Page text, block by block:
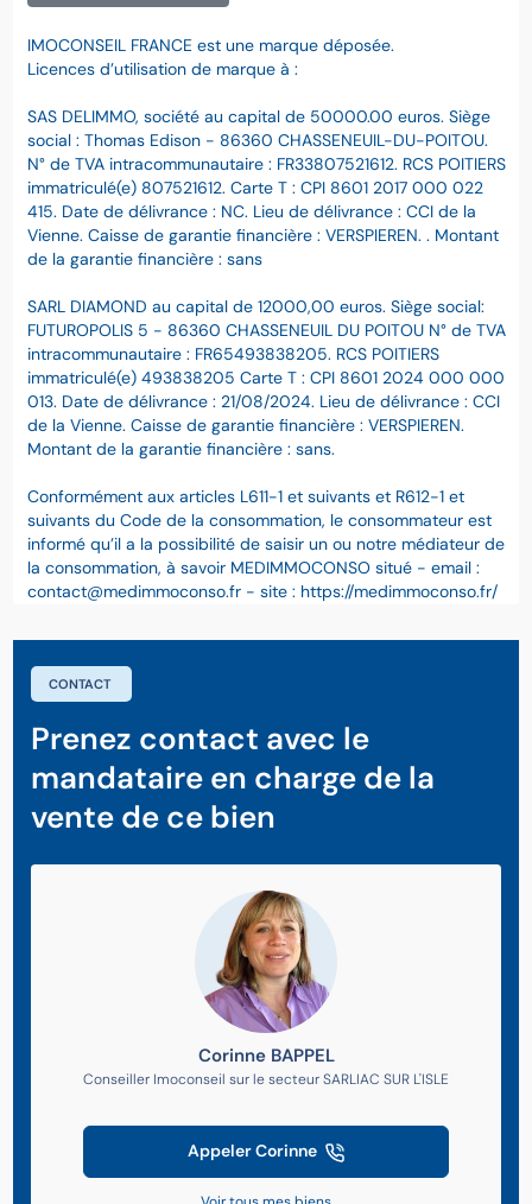
IMOCONSEIL FRANCE est une marque déposée.
Licences d’utilisation de marque à :
SAS DELIMMO, société au capital de 50000.00 euros. Siège
social : Thomas Edison - 86360 CHASSENEUIL-DU-POITOU.
N° de TVA intracommunautaire : FR33807521612. RCS POITIERS
immatriculé(e) 807521612. Carte T : CPI 8601 2017 000 022
415. Date de délivrance : NC. Lieu de délivrance : CCI de la
Vienne. Caisse de garantie financière : VERSPIEREN. . Montant
de la garantie financière : sans
SARL DIAMOND au capital de 12000,00 euros. Siège social:
FUTUROPOLIS 5 - 86360 CHASSENEUIL DU POITOU N° de TVA
intracommunautaire : FR65493838205. RCS POITIERS
immatriculé(e) 493838205 Carte T : CPI 8601 2024 000 000
013. Date de délivrance : 21/08/2024. Lieu de délivrance : CCI
de la Vienne. Caisse de garantie financière : VERSPIEREN.
Montant de la garantie financière : sans.
Conformément aux articles L611-1 et suivants et R612-1 et
suivants du Code de la consommation, le consommateur est
informé qu’il a la possibilité de saisir un ou notre médiateur de
la consommation, à savoir MEDIMMOCONSO situé - email :
contact@medimmoconso.fr - site : https://medimmoconso.fr/
CONTACT
Prenez contact avec le
mandataire en charge de la
vente de ce bien
Corinne BAPPEL
Conseiller Imoconseil sur le secteur SARLIAC SUR L'ISLE
Appeler Corinne